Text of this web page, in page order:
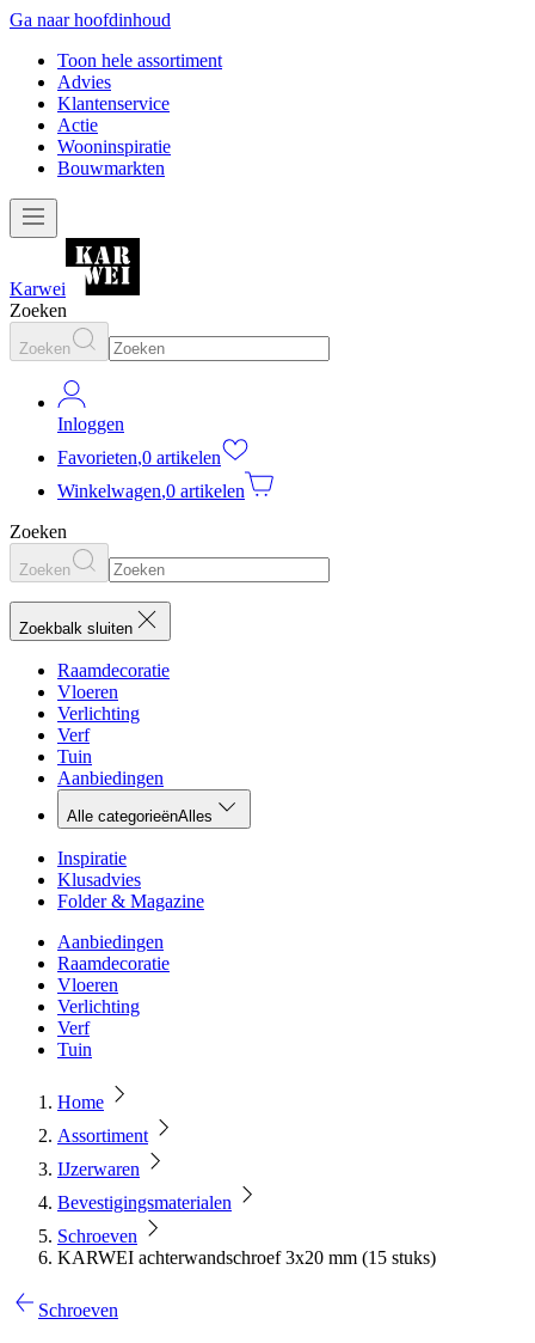
Ga naar hoofdinhoud
Toon hele assortiment
Advies
Klantenservice
Actie
Wooninspiratie
Bouwmarkten
Karwei
Zoeken
Zoeken
Inloggen
Favorieten,0 artikelen
Winkelwagen,0 artikelen
Zoeken
Zoeken
Zoekbalk sluiten
Raamdecoratie
Vloeren
Verlichting
Verf
Tuin
Aanbiedingen
Alle categorieënAlles
Inspiratie
Klusadvies
Folder & Magazine
Aanbiedingen
Raamdecoratie
Vloeren
Verlichting
Verf
Tuin
Home
Assortiment
IJzerwaren
Bevestigingsmaterialen
Schroeven
KARWEI achterwandschroef 3x20 mm (15 stuks)
Schroeven